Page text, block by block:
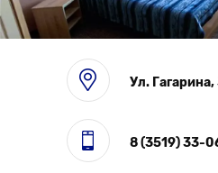
Ул. Гагарина,
8 (3519) 33-